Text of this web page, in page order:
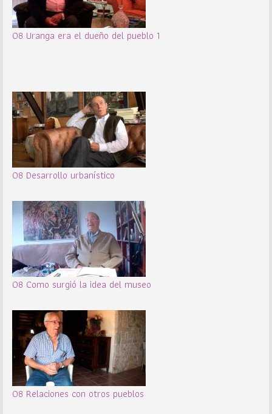
08 Uranga era el dueño del pueblo 1
08 Desarrollo urbanístico
08 Como surgió la idea del museo
08 Relaciones con otros pueblos